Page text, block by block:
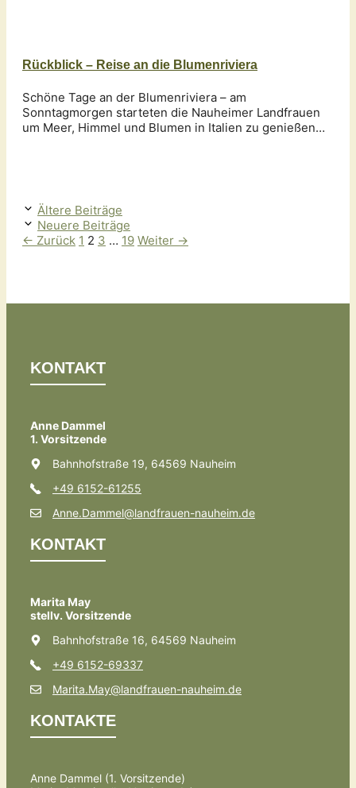
Rückblick – Reise an die Blumenriviera
Schöne Tage an der Blumenriviera – am
Sonntagmorgen starteten die Nauheimer Landfrauen
um Meer, Himmel und Blumen in Italien zu genießen…
Ältere Beiträge
Neuere Beiträge
← Zurück Seite
1 Seite
2 Seite
3 … Seite
19 Weiter →
KONTAKT
Anne Dammel
1. Vorsitzende
Bahnhofstraße 19, 64569 Nauheim
+49 6152-61255
Anne.Dammel@landfrauen-nauheim.de
KONTAKT
Marita May
stellv. Vorsitzende
Bahnhofstraße 16, 64569 Nauheim
+49 6152-69337
Marita.May@landfrauen-nauheim.de
KONTAKTE
Anne Dammel (1. Vorsitzende)